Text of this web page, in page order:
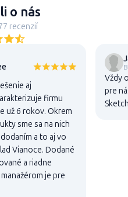
o nás
recenzií
aj
firmu
už 6 rokov. Okrem
sme sa na nich
a to aj vo
Vianoce. Dodané
a riadne
je pre
Vždy
pre